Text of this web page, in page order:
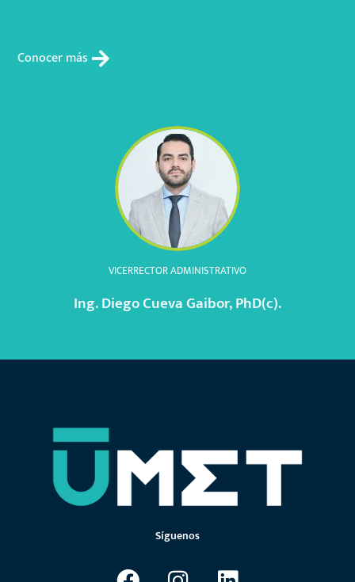
Conocer más
VICERRECTOR ADMINISTRATIVO
Ing. Diego Cueva Gaibor, PhD(c).
Síguenos